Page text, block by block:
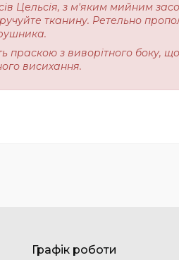
Цельсія, з м'яким мийним
тканину. Ретельно
праскою з виворітного боку,
висихання.
Графік роботи